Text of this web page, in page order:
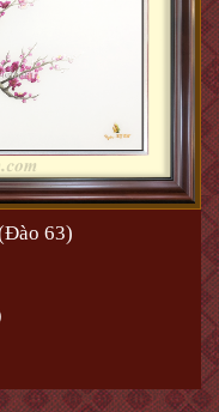
63)